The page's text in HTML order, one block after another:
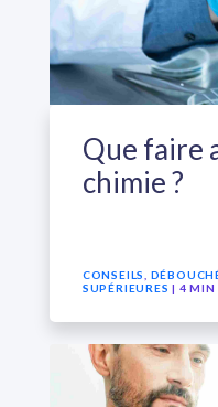
Que faire
chimie ?
CONSEILS
SUPÉRIEURES | 4 MIN